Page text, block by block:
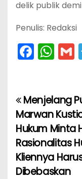
delik publik
Penulis: Redaksi
F
a
e
b
o
o
k
W
h
ts
A
p
p
l
N
a
v
i
Menjelang
Marwan
Hukum Minta
Rasionalitas
Kliennya
Dibebaskan